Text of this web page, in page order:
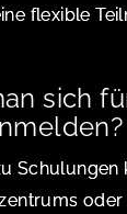
flexible
sich
Schulungen